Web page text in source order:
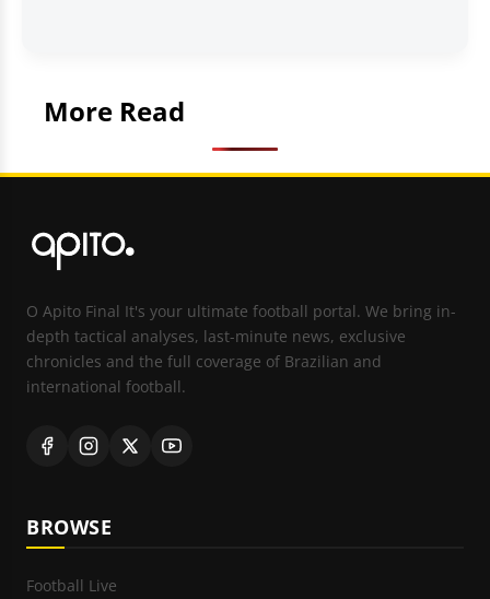
More Read
O Apito Final It's your ultimate football portal. We bring in-
depth tactical analyses, last-minute news, exclusive
chronicles and the full coverage of Brazilian and
international football.
BROWSE
Football Live